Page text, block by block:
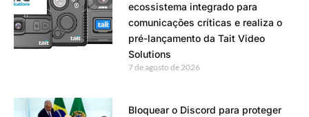
ecossistema integrado para
comunicações críticas e realiza o
pré-lançamento da Tait Video
Solutions
7 de agosto de 2026
Bloquear o Discord para proteger